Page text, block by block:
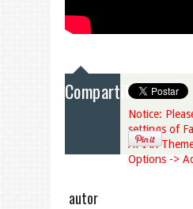
Compartilhar!
Notice:
settings of
API in
Options ->
autor